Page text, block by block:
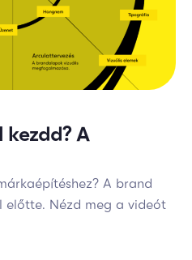
kezdd? A
A brand
előtte. Nézd meg a videót